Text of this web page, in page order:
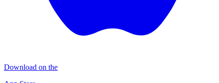
Download on the